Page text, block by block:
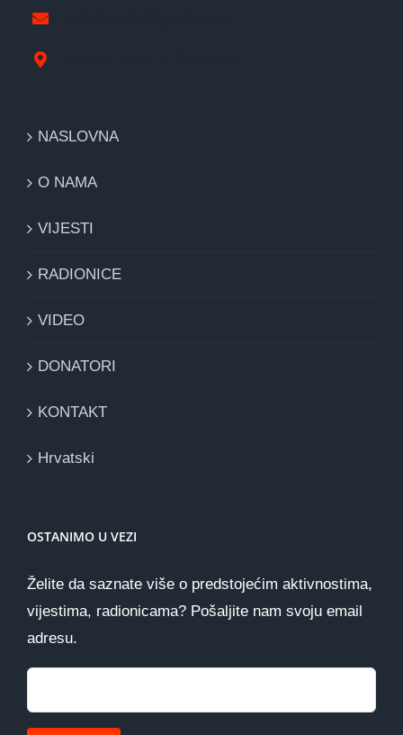
NASLOVNA
O NAMA
VIJESTI
RADIONICE
VIDEO
DONATORI
KONTAKT
Hrvatski
OSTANIMO U VEZI
Želite da saznate više o predstojećim aktivnostima,
vijestima, radionicama? Pošaljite nam svoju email
adresu.